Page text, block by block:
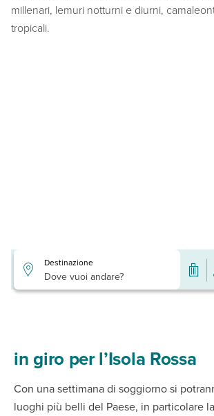
millenari, lemuri notturni e diurni,
tropicali.
Destinazione
Dove vuoi andare?
in giro per l’Isola Rossa
Con una settimana di soggiorno si
luoghi più belli del Paese, in particolare